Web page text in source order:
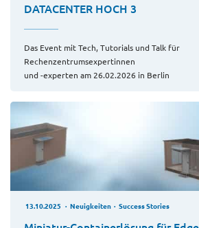
DATACENTER HOCH 3
Das Event mit Tech, Tutorials und Talk für
Rechenzentrumsexpertinnen
und -experten am 26.02.2026 in Berlin
13.10.2025 Neuigkeiten Success Stories